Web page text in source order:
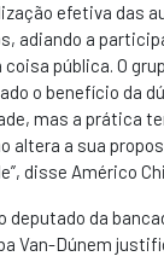
efetiva das
adiando a
coisa pública. O
o benefício da
mas a prática
altera a sua
disse Américo
deputado da
Van-Dúnem